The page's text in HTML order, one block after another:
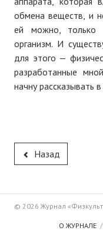
обмена веществ, и
ей можно, только
организм. И
для этого —
разработанные
начну рассказывать
Назад
© 2026 Журнал
О ЖУРНАЛЕ